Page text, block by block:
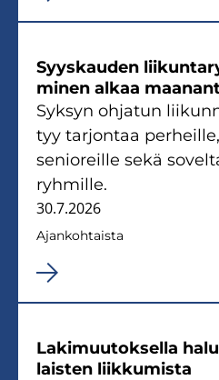
Syys­kau­den
mi­nen alkaa
Syk­syn oh­ja­tun
tyy tar­jon­taa
se­nio­reil­le sekä
ryh­mil­le.
30.7.2026
Ajan­koh­tais­ta
La­ki­muu­tok­sel­la
lais­ten liik­ku­mis­ta